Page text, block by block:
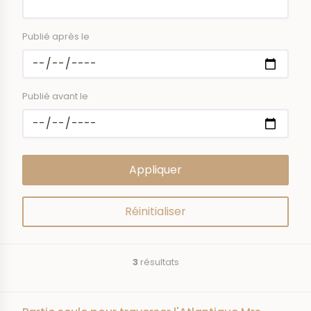
Publié après le
Publié avant le
3 résultats